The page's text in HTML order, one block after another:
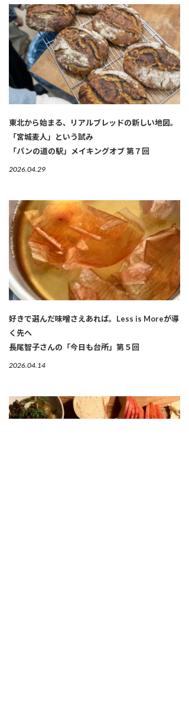
東北から始まる、リアルブレッドの新しい地図。
「宮城麦人」という試み
「パンの道の駅」メイキングオブ 第７回
2026.04.29
好きで選んだ味噌さえあれば。Less is Moreが導
く先へ
長尾智子さんの「今日も台所」第５回
2026.04.14